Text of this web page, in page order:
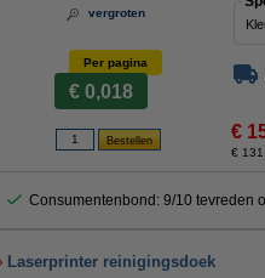
vergroten
Per pagina
€ 0,018
€
€
Consumentenbond: 9/10 tevreden
Laserprinter reinigingsdoek